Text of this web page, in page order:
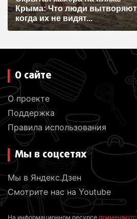
с
я
Крыма: Что люди
когда их не видят...
О сайте
О проекте
Поддержка
Правила использования
Мы в соцсетях
Мы в Яндекс.Дзен
Смотрите нас на Youtube
На информационном ресурсе